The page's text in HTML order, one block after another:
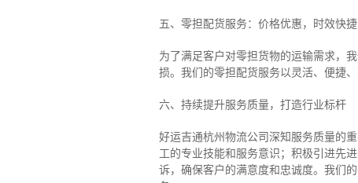
五、零担配货服务：价格优惠，时效快捷
为了满足客户对零担货物的运输需求，
损。我们的零担配货服务以灵活、便捷
六、持续提升服务质量，打造行业标杆
好运吉通杭州物流公司深知服务质量的
工的专业技能和服务意识；积极引进先
诉，确保客户的满意度和忠诚度。我们